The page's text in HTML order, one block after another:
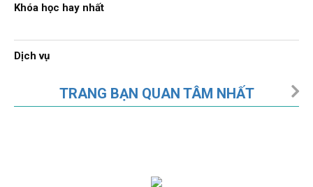
Khóa học hay nhất
Dịch vụ
TRANG BẠN QUAN TÂM NHẤT